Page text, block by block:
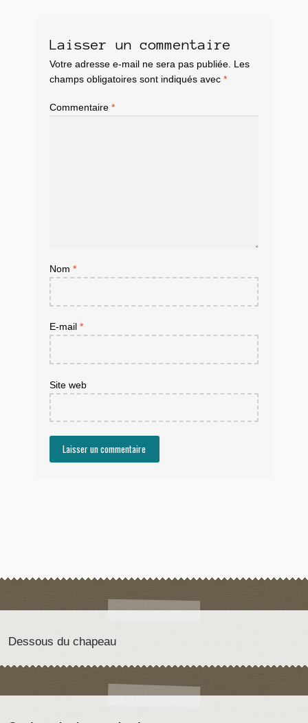
Laisser un commentaire
Votre adresse e-mail ne sera pas publiée. Les
champs obligatoires sont indiqués avec *
Commentaire *
Nom *
E-mail *
Site web
Dessous du chapeau